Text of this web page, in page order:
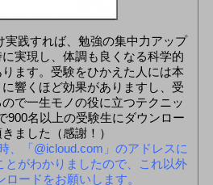
実践すれば、勉強の集中力アップ
実現し、体調も良くなる科学的
ます。受験をひかえた人には本
響くほど効果がありますし、受
で一生モノの役に立つテクニッ
900名以上の受験生にダウンロー
ました（感謝！）
、「@icloud.com」のアドレスに
とがわかりましたので、これ以外
ードをお願いします。